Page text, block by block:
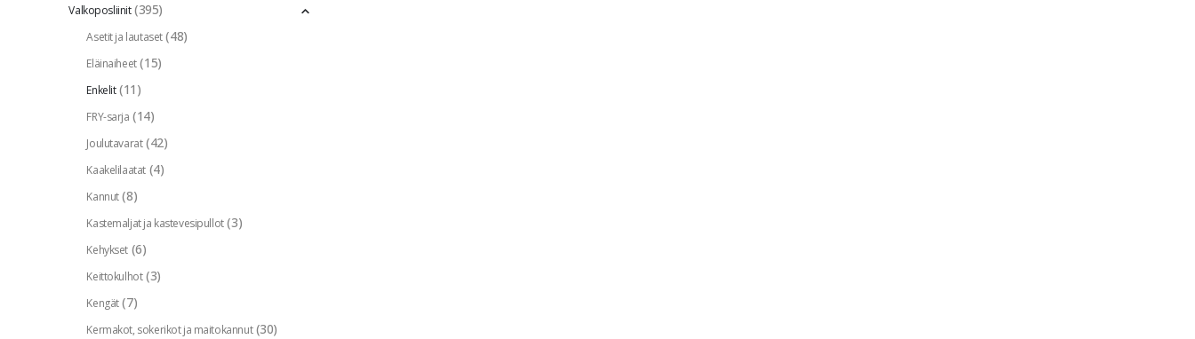
Valkoposliinit (395)
Asetit ja lautaset (48)
Eläinaiheet (15)
Enkelit (11)
FRY-sarja (14)
Joulutavarat (42)
Kaakelilaatat (4)
Kannut (8)
Kastemaljat ja kastevesipullot (3)
Kehykset (6)
Keittokulhot (3)
Kengät (7)
Kermakot, sokerikot ja maitokannut (30)